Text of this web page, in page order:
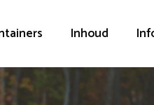
Inhoud